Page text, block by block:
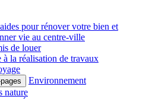
pour rénover votre bien et
vie au centre-ville
de louer
à la réalisation de travaux
Environnement
nature